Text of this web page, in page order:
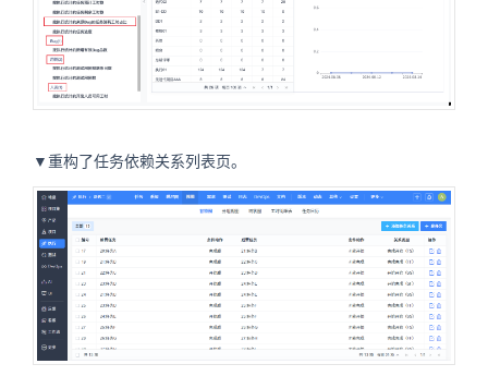
▼重构了任务依赖关系列表页。